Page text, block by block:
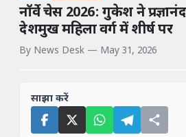
नॉर्वे चेस 2026: गुकेश ने
देशमुख महिला वर्ग में शीर्ष पर
By News Desk — May 31, 2026
साझा करें